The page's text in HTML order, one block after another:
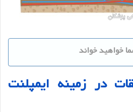
خواهید خواند
در زمینه ایمپلنت